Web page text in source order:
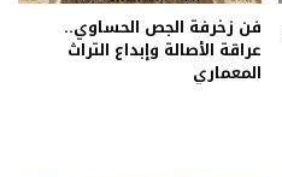
فن زخرفة الجص الحساوي..
عراقة الأصالة وإبداع التراث
المعماري